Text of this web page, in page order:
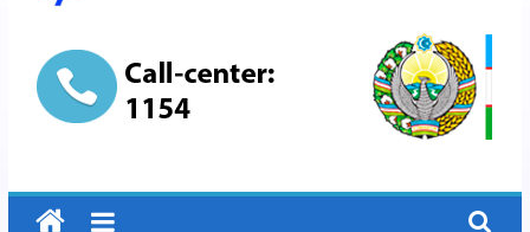
АО
"Бухарское
Предприятие